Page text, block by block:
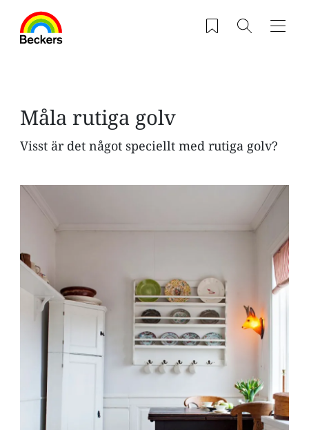
Sparade produkter
Sök
Måla rutiga golv
Visst är det något speciellt med rutiga golv?